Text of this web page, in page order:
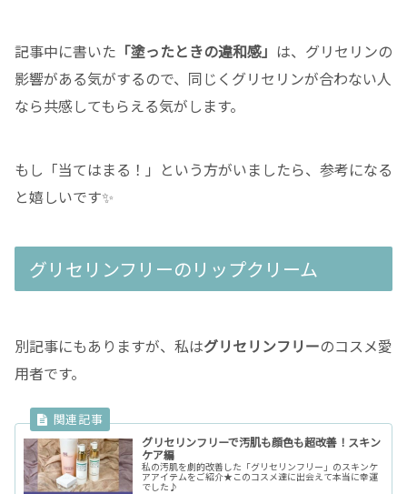
記事中に書いた 「塗ったときの違和感」 は、グリセリンの
影響がある気がするので、同じくグリセリンが合わない人
なら共感してもらえる気がします。
もし「当てはまる！」という方がいましたら、参考になる
と嬉しいです✨
グリセリンフリーのリップクリーム
別記事にもありますが、私はグリセリンフリーのコスメ愛
用者です。
グリセリンフリーで汚肌も顔色も超改善！スキン
ケア編
私の汚肌を劇的改善した「グリセリンフリー」のスキンケ
アアイテムをご紹介★このコスメ達に出会えて本当に幸運
でした♪